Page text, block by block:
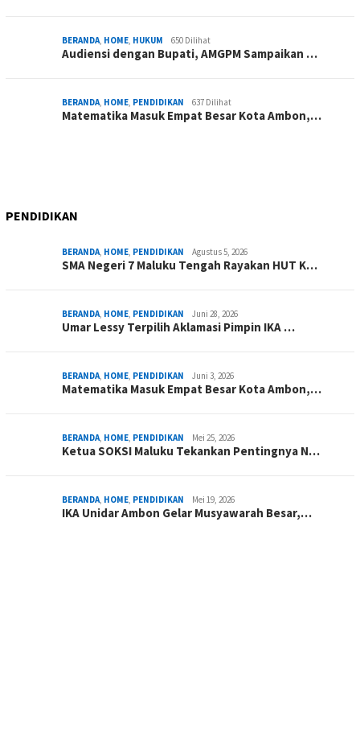
BERANDA HOME HUKUM 650 Dilihat
Audiensi dengan Bupati, AMGPM Sampaikan …
BERANDA HOME PENDIDIKAN 637 Dilihat
Matematika Masuk Empat Besar Kota Ambon,…
PENDIDIKAN
BERANDA HOME PENDIDIKAN Agustus 5, 2026
SMA Negeri 7 Maluku Tengah Rayakan HUT K…
BERANDA HOME PENDIDIKAN Juni 28, 2026
Umar Lessy Terpilih Aklamasi Pimpin IKA …
BERANDA HOME PENDIDIKAN Juni 3, 2026
Matematika Masuk Empat Besar Kota Ambon,…
BERANDA HOME PENDIDIKAN Mei 25, 2026
Ketua SOKSI Maluku Tekankan Pentingnya N…
BERANDA HOME PENDIDIKAN Mei 19, 2026
IKA Unidar Ambon Gelar Musyawarah Besar,…